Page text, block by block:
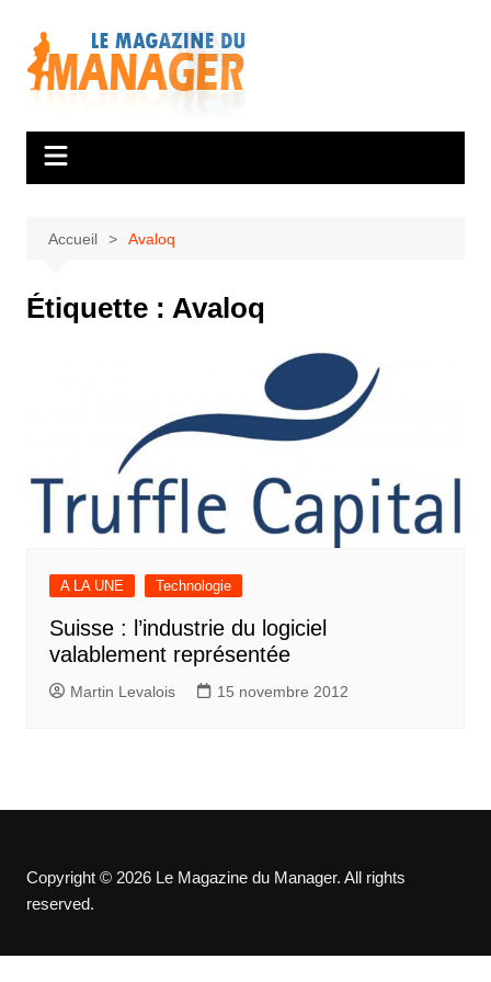
contenu
Accueil Avaloq
Étiquette : Avaloq
A LA UNE Technologie
Suisse : l’industrie du logiciel
valablement représentée
Martin Levalois 15 novembre 2012
Copyright © 2026 Le Magazine du Manager. All rights
reserved.